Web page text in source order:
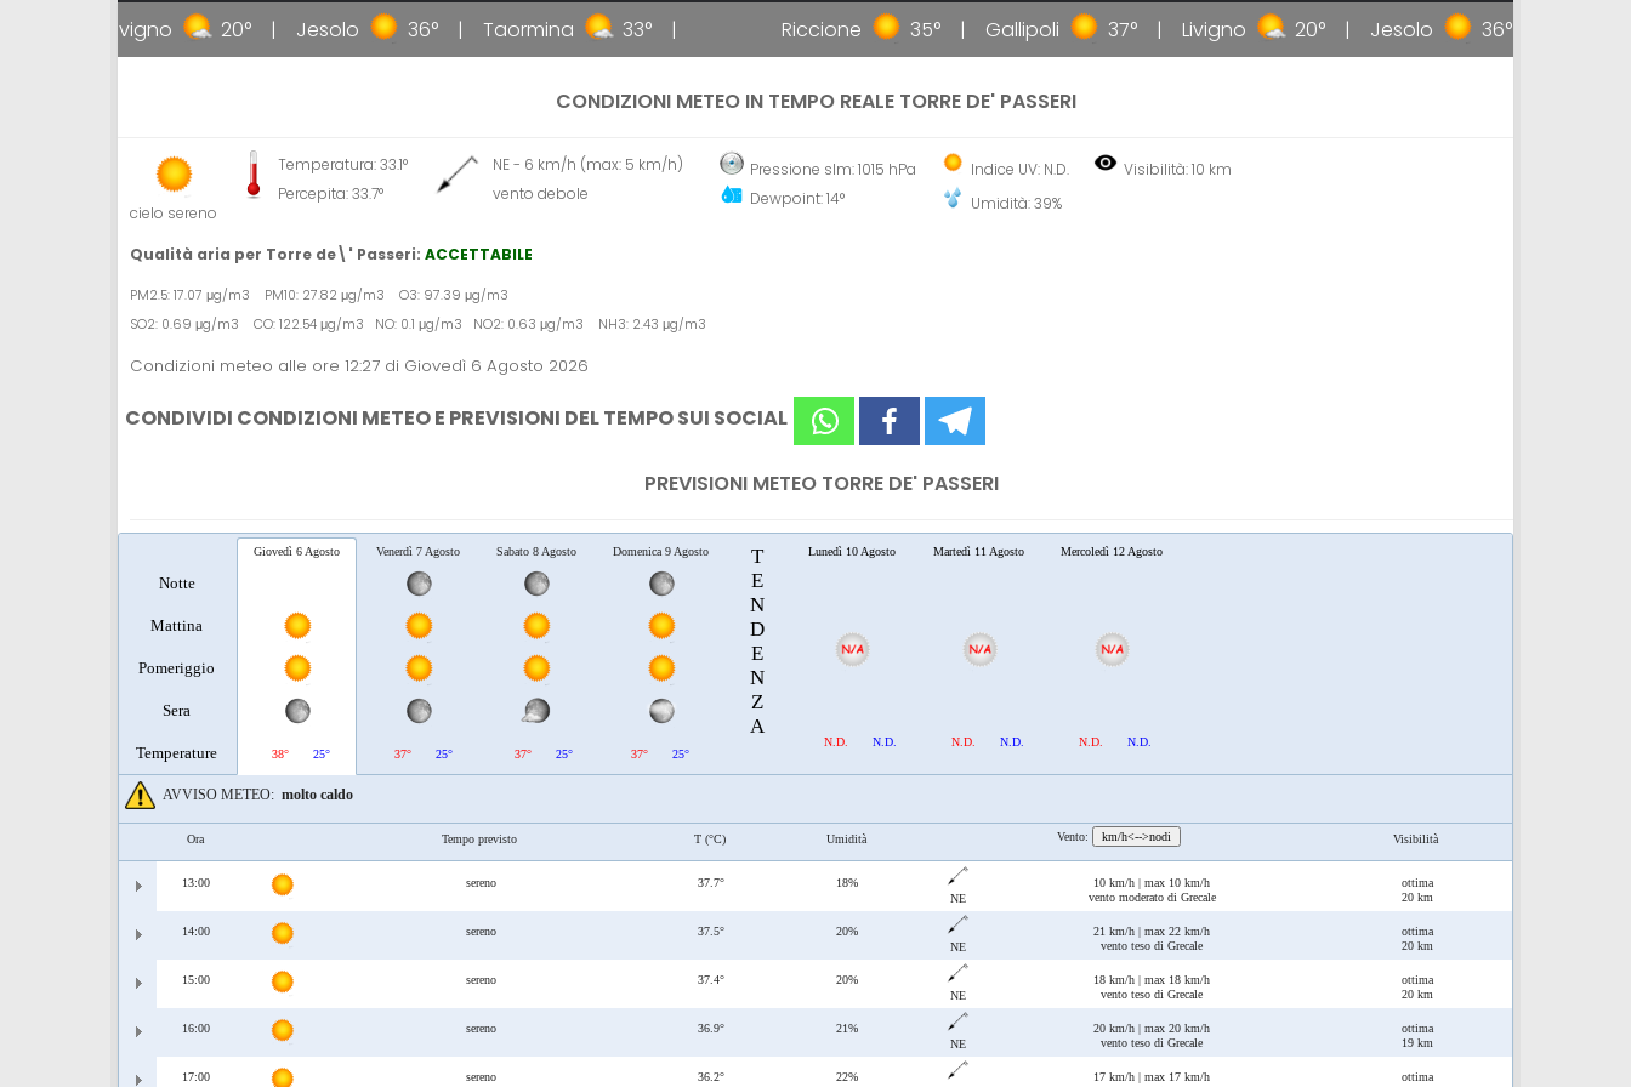
Livigno 20° Jesolo 36° Taormina 33° Riccione 35° Gallipoli 37° Livigno 20° Jesolo 36°
CONDIZIONI METEO IN TEMPO REALE TORRE DE' PASSERI
cielo sereno
Temperatura: 33.1°
Percepita: 33.7°
NE - 6 km/h (max: 5 km/h)
vento debole
Pressione slm: 1015 hPa
Dewpoint: 14°
Indice UV: N.D.
Umidità: 39%
Visibilità: 10 km
Qualità aria per Torre de\' Passeri: ACCETTABILE
PM2.5: 17.07 μg/m3 PM10: 27.82 μg/m3 O3: 97.39 μg/m3
SO2: 0.69 μg/m3 CO: 122.54 μg/m3 NO: 0.1 μg/m3 NO2: 0.63 μg/m3 NH3: 2.43 μg/m3
Condizioni meteo alle ore 12:27 di Giovedì 6 Agosto 2026
CONDIVIDI CONDIZIONI METEO E PREVISIONI DEL TEMPO SUI SOCIAL
PREVISIONI METEO TORRE DE' PASSERI
Notte
Mattina
Pomeriggio
Sera
Temperature
Giovedì 6 Agosto
38° 25°
Venerdì 7 Agosto
37° 25°
Sabato 8 Agosto
37° 25°
Domenica 9 Agosto
37° 25°
T
E
N
D
E
N
Z
A
Lunedì 10 Agosto
N.D. N.D.
Martedì 11 Agosto
N.D. N.D.
Mercoledì 12 Agosto
N.D. N.D.
AVVISO METEO: molto caldo
Ora Tempo previsto T (°C) Umidità Vento: km/h<-->nodi Visibilità
13:00 sereno 37.7°
18%
NE
10 km/h | max 10 km/h
vento moderato di Grecale
ottima
20 km
14:00 sereno 37.5°
20%
NE
21 km/h | max 22 km/h
vento teso di Grecale
ottima
20 km
15:00 sereno 37.4°
20%
NE
18 km/h | max 18 km/h
vento teso di Grecale
ottima
20 km
16:00 sereno 36.9°
21%
NE
20 km/h | max 20 km/h
vento teso di Grecale
ottima
19 km
17:00 sereno 36.2°
22%
17 km/h | max 17 km/h
ottima